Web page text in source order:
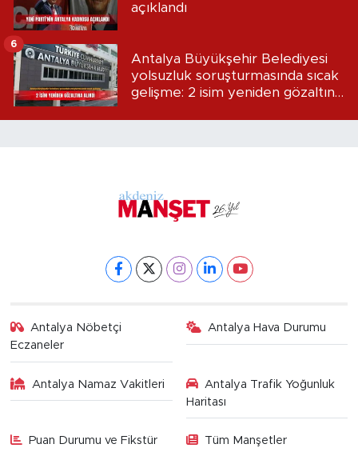
açıklandı
Antalya Büyükşehir Belediyesi
yolsuzluk soruşturmasında sıcak
gelişme: 2 isim yeniden gözaltına
6
Antalya Nöbetçi
Eczaneler
Antalya Hava Durumu
Antalya Namaz Vakitleri
Antalya Trafik Yoğunluk
Haritası
Puan Durumu ve Fikstür Tüm Manşetler